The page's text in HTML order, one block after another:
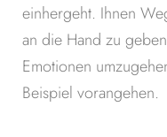
einhergeht. Ihnen
an die Hand zu
Emotionen
Beispiel vorangehen.